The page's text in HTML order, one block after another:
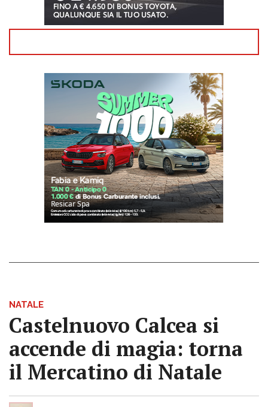
NATALE
Castelnuovo Calcea si
accende di magia: torna
il Mercatino di Natale